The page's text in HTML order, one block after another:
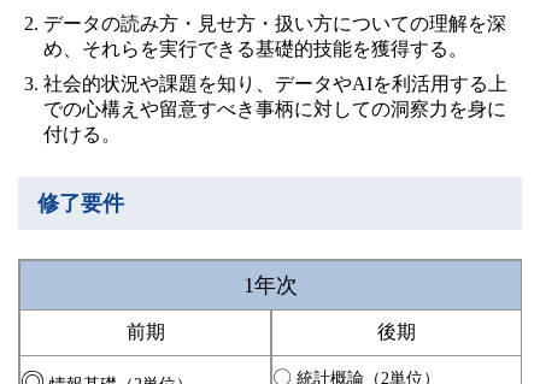
データの読み方・見せ方・扱い方についての理解を深
め、それらを実行できる基礎的技能を獲得する。
社会的状況や課題を知り、データやAIを利活用する上
での心構えや留意すべき事柄に対しての洞察力を身に
付ける。
修了要件
1年次
前期 後期
〇 統計概論（2単位）